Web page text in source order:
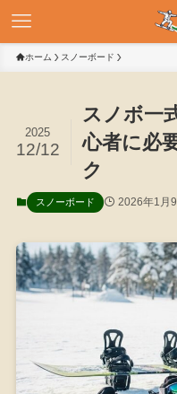
ホーム スノーボード
スノボ一
心者に必
ク
2025
12/12
スノーボード 2026年1月9